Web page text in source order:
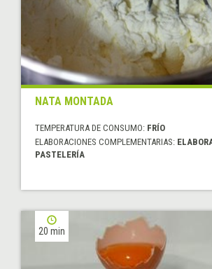
NATA MONTADA
TEMPERATURA DE CONSUMO: FRÍO
ELABORACIONES COMPLEMENTARIAS:
PASTELERÍA
20 min